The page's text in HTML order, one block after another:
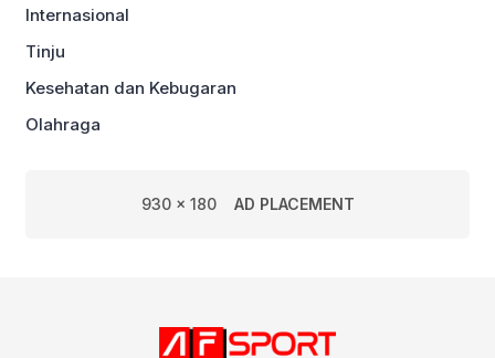
Internasional
Tinju
Kesehatan dan Kebugaran
Olahraga
930 x 180 AD PLACEMENT